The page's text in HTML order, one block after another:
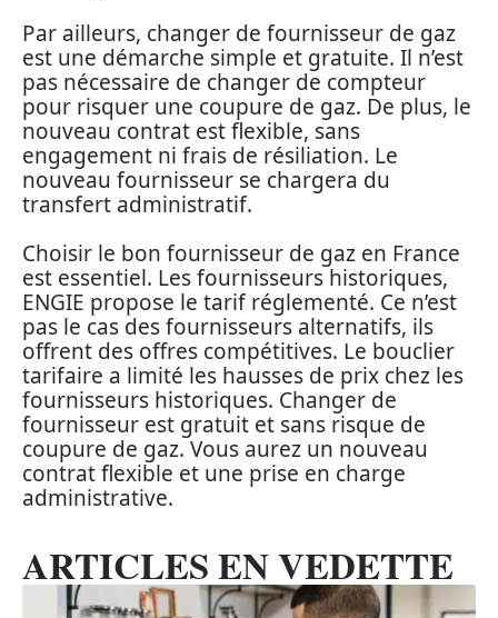
Par ailleurs, changer de fournisseur de gaz
est une démarche simple et gratuite. Il n’est
pas nécessaire de changer de compteur
pour risquer une coupure de gaz. De plus, le
nouveau contrat est flexible, sans
engagement ni frais de résiliation. Le
nouveau fournisseur se chargera du
transfert administratif.
Choisir le bon fournisseur de gaz en France
est essentiel. Les fournisseurs historiques,
ENGIE propose le tarif réglementé. Ce n’est
pas le cas des fournisseurs alternatifs, ils
offrent des offres compétitives. Le bouclier
tarifaire a limité les hausses de prix chez les
fournisseurs historiques. Changer de
fournisseur est gratuit et sans risque de
coupure de gaz. Vous aurez un nouveau
contrat flexible et une prise en charge
administrative.
ARTICLES EN VEDETTE